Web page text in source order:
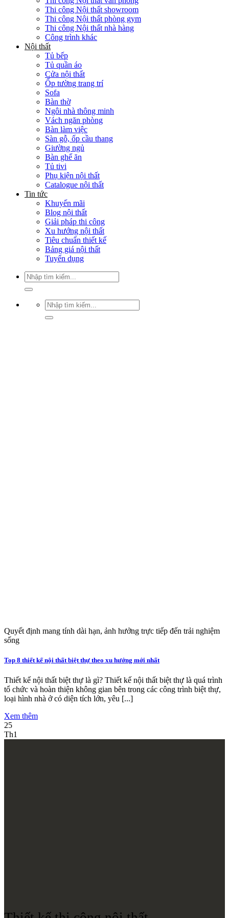
Thi công Nội thất showroom
Thi công Nội thất phòng gym
Thi công Nội thất nhà hàng
Công trình khác
Nội thất
Tủ bếp
Tủ quần áo
Cửa nội thất
Ốp tường trang trí
Sofa
Bàn thờ
Ngôi nhà thông minh
Vách ngăn phòng
Bàn làm việc
Sàn gỗ, ốp cầu thang
Giường ngủ
Bàn ghế ăn
Tủ tivi
Phụ kiện nội thất
Catalogue nội thất
Tin tức
Khuyến mãi
Blog nội thất
Giải pháp thi công
Xu hướng nội thất
Tiêu chuẩn thiết kế
Bảng giá nội thất
Tuyển dụng
Tìm
kiếm:
Tìm
kiếm:
Quyết định mang tính dài hạn, ảnh hưởng trực tiếp đến trải nghiệm
sống
Top 8 thiết kế nội thất biệt thự theo xu hướng mới nhất
Thiết kế nội thất biệt thự là gì? Thiết kế nội thất biệt thự là quá trình
tổ chức và hoàn thiện không gian bên trong các công trình biệt thự,
loại hình nhà ở có diện tích lớn, yêu [...]
Xem thêm
25
Th1